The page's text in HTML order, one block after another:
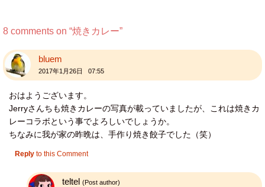
8 comments on “焼きカレー”
bluem
2017年1月26日 07:55
おはようございます。
Jerryさんちも焼きカレーの写真が載っていましたが、これは焼きカ
レーコラボという事でよろしいでしょうか。
ちなみに我が家の昨晩は、手作り焼き餃子でした（笑）
Reply to this Comment
teltel (Post author)